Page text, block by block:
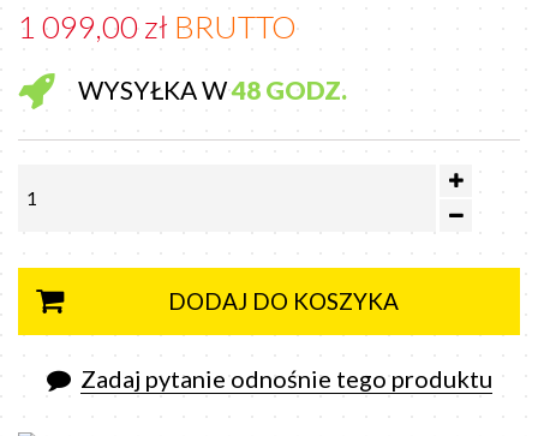
1 099,00 zł BRUTTO
WYSYŁKA W48 GODZ.
DODAJ DO KOSZYKA
Zadaj pytanie odnośnie tego produktu